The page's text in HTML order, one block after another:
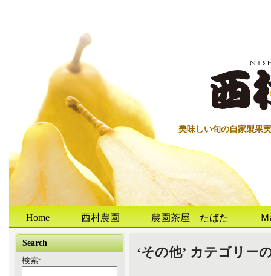
美味しい旬の自家製果
Home 西村農園 農園茶屋 たばた
Search
検索:
‘その他’ カテゴリー